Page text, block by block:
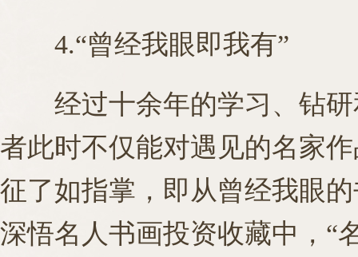
4.“曾经我眼即我有”
经过十余年的学习、钻研
者此时不仅能对遇见的名家
征了如指掌，即从曾经我眼
深悟名人书画投资收藏中，“